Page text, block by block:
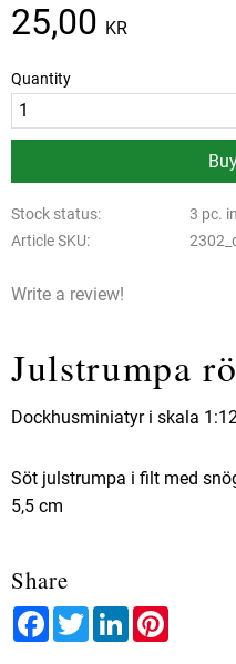
25,00 KR
Quantity
Stock status
3 pc.
Article SKU
Write a review!
Julstrumpa
Dockhusminiatyr i skala
Söt julstrumpa i filt med
5,5 cm
Share
FacebookTwitterLinkedIn